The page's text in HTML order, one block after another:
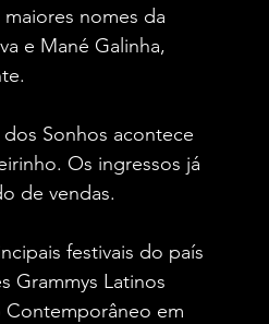
nomes da
e Mané Galinha,
Sonhos acontece
Os ingressos já
de vendas.
festivais do país
Grammys Latinos
Contemporâneo em